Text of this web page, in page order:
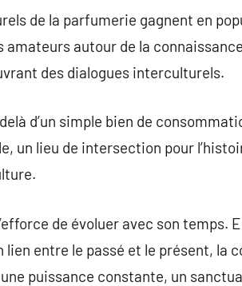
de la parfumerie gagnent en
autour de la
des dialogues interculturels.
d’un simple bien de
un lieu de intersection pour
de évoluer avec son temps.
entre le passé et le présent, la
puissance constante, un